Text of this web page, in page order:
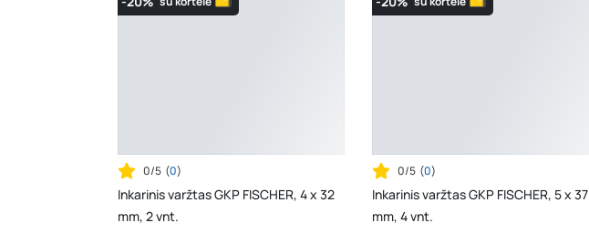
0/5 (0)
Inkarinis varžtas GKP FISCHER, 4 x 32
mm, 2 vnt.
0/5 (0)
Inkarinis varžtas GKP FISCHER, 5 x 37
mm, 4 vnt.